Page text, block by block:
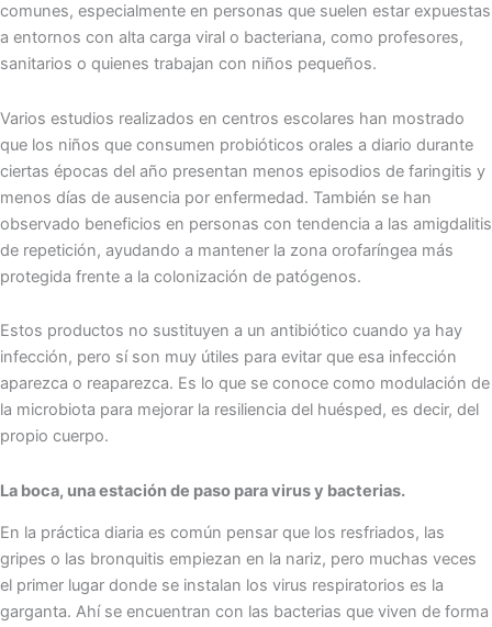
comunes, especialmente en personas que suelen estar expuestas
a entornos con alta carga viral o bacteriana, como profesores,
sanitarios o quienes trabajan con niños pequeños.
Varios estudios realizados en centros escolares han mostrado
que los niños que consumen probióticos orales a diario durante
ciertas épocas del año presentan menos episodios de faringitis y
menos días de ausencia por enfermedad. También se han
observado beneficios en personas con tendencia a las amigdalitis
de repetición, ayudando a mantener la zona orofaríngea más
protegida frente a la colonización de patógenos.
Estos productos no sustituyen a un antibiótico cuando ya hay
infección, pero sí son muy útiles para evitar que esa infección
aparezca o reaparezca. Es lo que se conoce como modulación de
la microbiota para mejorar la resiliencia del huésped, es decir, del
propio cuerpo.
La boca, una estación de paso para virus y bacterias.
En la práctica diaria es común pensar que los resfriados, las
gripes o las bronquitis empiezan en la nariz, pero muchas veces
el primer lugar donde se instalan los virus respiratorios es la
garganta. Ahí se encuentran con las bacterias que viven de forma